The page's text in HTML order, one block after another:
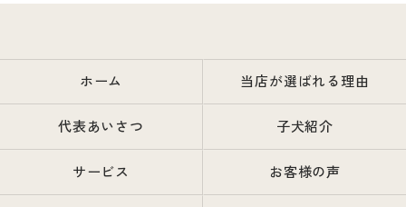
ホーム 当店が選ばれる理由
代表あいさつ 子犬紹介
サービス お客様の声